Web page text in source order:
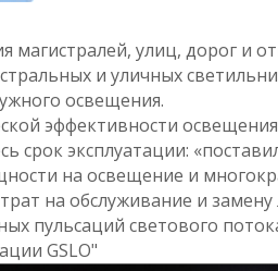
магистралей, улиц, дорог и
и уличных
освещения.
эффективности
срок эксплуатации:
на освещение и
на обслуживание и замену
пульсаций светового
GSLO"